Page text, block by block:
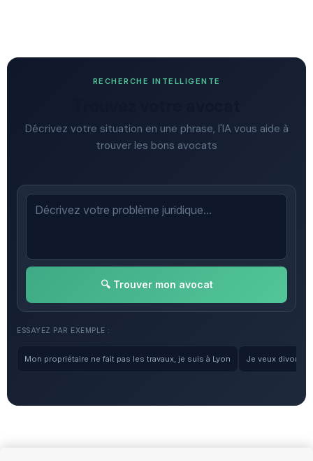
RECHERCHE INTELLIGENTE
Décrivez votre situation en une phrase, l'IA vous aide à
trouver les bons avocats
🔍 Trouver mon avocat
ESSAYEZ PAR EXEMPLE :
Mon propriétaire ne fait pas les travaux, je suis à Lyon Je veux